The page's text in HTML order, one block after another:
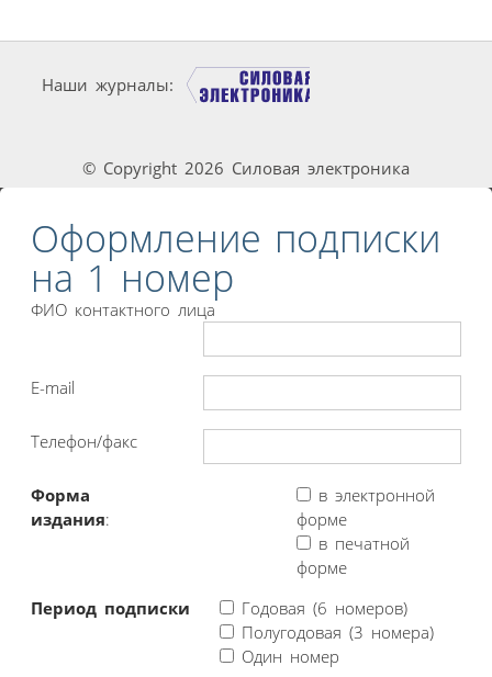
Наши журналы:
© Copyright 2026 Силовая электроника
Оформление подписки
на 1 номер
ФИО контактного лица
E-mail
Телефон/факс
Форма
издания:
в электронной
форме
в печатной
форме
Период подписки
Годовая (6 номеров)
Полугодовая (3 номера)
Один номер